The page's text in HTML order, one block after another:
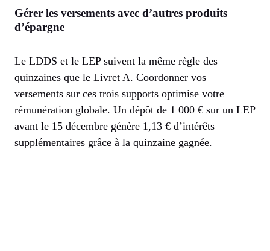
Gérer les versements avec d’autres produits
d’épargne
Le LDDS et le LEP suivent la même règle des
quinzaines que le Livret A. Coordonner vos
versements sur ces trois supports optimise votre
rémunération globale. Un dépôt de 1 000 € sur un LEP
avant le 15 décembre génère 1,13 € d’intérêts
supplémentaires grâce à la quinzaine gagnée.